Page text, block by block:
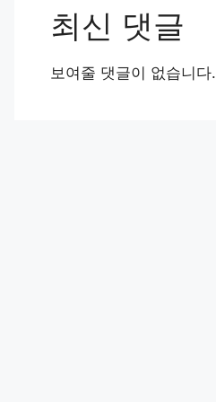
최신 댓글
보여줄 댓글이 없습니다.